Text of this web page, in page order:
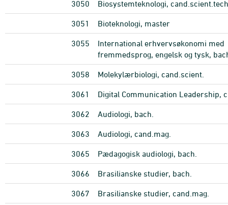
3050 Biosystemteknologi,
3051 Bioteknologi, master
3055
International erhvervsøkonomi med
fremmedsprog, engelsk og tysk,
3058 Molekylærbiologi, cand.scient.
3061 Digital Communication Leadership,
3062 Audiologi, bach.
3063 Audiologi, cand.mag.
3065 Pædagogisk audiologi, bach.
3066 Brasilianske studier, bach.
3067 Brasilianske studier, cand.mag.